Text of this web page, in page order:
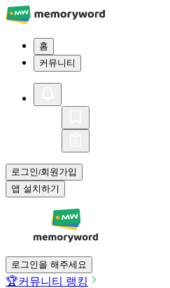
홈
커뮤니티
로그인/회원가입
앱 설치하기
로그인을 해주세요
🏆커뮤니티 랭킹